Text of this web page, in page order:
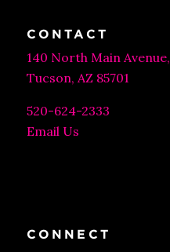
CONTACT
140 North Main Avenue,
Tucson, AZ 85701
520-624-2333
Email Us
CONNECT